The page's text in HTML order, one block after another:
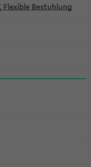
Flexible Bestuhlung